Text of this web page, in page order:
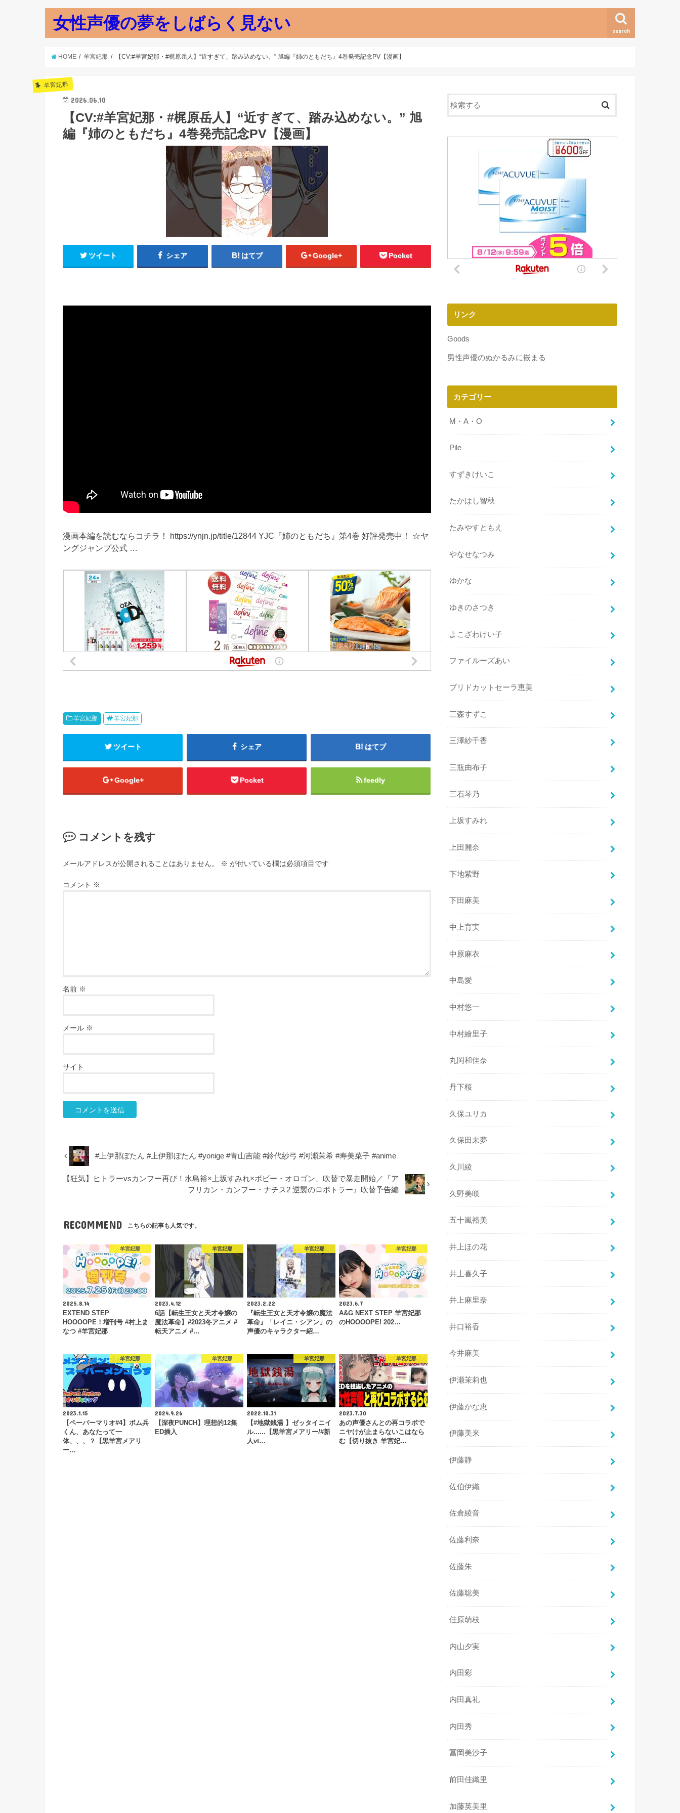
女性声優の夢をしばらく見ない search
HOME 羊宮妃那 【CV:#羊宮妃那・#梶原岳人】“近すぎて、踏み込めない。” 旭編『姉のともだち』4巻発売記念PV【漫画】
羊宮妃那
2026.06.10
【CV:#羊宮妃那・#梶原岳人】“近すぎて、踏み込めない。” 旭
編『姉のともだち』4巻発売記念PV【漫画】
ツイート シェア はてブ Google+ Pocket
漫画本編を読むならコチラ！ https://ynjn.jp/title/12844 YJC『姉のともだち』第4巻 好評発売中！ ☆ヤ
ングジャンプ公式 …
羊宮妃那 羊宮妃那
ツイート シェア はてブ
Google+ Pocket feedly
コメントを残す
メールアドレスが公開されることはありません。 ※ が付いている欄は必須項目です
コメント ※
名前 ※
メール ※
サイト
#上伊那ぼたん #上伊那ぼたん #yonige #青山吉能 #鈴代紗弓 #河瀬茉希 #寿美菜子 #anime
【狂気】ヒトラーvsカンフー再び！水島裕×上坂すみれ×ボビー・オロゴン、吹替で暴走開始／『ア
フリカン・カンフー・ナチス2 逆襲のロボトラー』吹替予告編
RECOMMEND こちらの記事も人気です。
羊宮妃那
2025.8.14
EXTEND STEP
HOOOOPE！増刊号 #村上ま
なつ #羊宮妃那
羊宮妃那
2023.4.12
6話【転生王女と天才令嬢の
魔法革命】#2023冬アニメ #
転天アニメ #…
羊宮妃那
2023.2.22
『転生王女と天才令嬢の魔法
革命』「レイニ・シアン」の
声優のキャラクター紹…
羊宮妃那
2023.6.7
A&G NEXT STEP 羊宮妃那
のHOOOOPE! 202…
羊宮妃那
2023.1.15
【ペーパーマリオ#4】ボム兵
くん、あなたって一
体、、、？【黒羊宮メアリ
ー…
羊宮妃那
2024.9.26
【深夜PUNCH】理想的12集
ED插入
羊宮妃那
2022.10.31
【#地獄銭湯 】ゼッタイニイ
ル......【黒羊宮メアリー/#新
人vt…
羊宮妃那
2023.7.30
あの声優さんとの再コラボで
ニヤけが止まらないこはなら
む【切り抜き 羊宮妃…
リンク
Goods
男性声優のぬかるみに嵌まる
カテゴリー
M・A・O
Pile
すずきけいこ
たかはし智秋
たみやすともえ
やなせなつみ
ゆかな
ゆきのさつき
よこざわけい子
ファイルーズあい
ブリドカットセーラ恵美
三森すずこ
三澤紗千香
三瓶由布子
三石琴乃
上坂すみれ
上田麗奈
下地紫野
下田麻美
中上育実
中原麻衣
中島愛
中村悠一
中村繪里子
丸岡和佳奈
丹下桜
久保ユリカ
久保田未夢
久川綾
久野美咲
五十嵐裕美
井上ほの花
井上喜久子
井上麻里奈
井口裕香
今井麻美
伊瀬茉莉也
伊藤かな恵
伊藤美来
伊藤静
佐伯伊織
佐倉綾音
佐藤利奈
佐藤朱
佐藤聡美
佳原萌枝
内山夕実
内田彩
内田真礼
内田秀
冨岡美沙子
前田佳織里
加藤英美里